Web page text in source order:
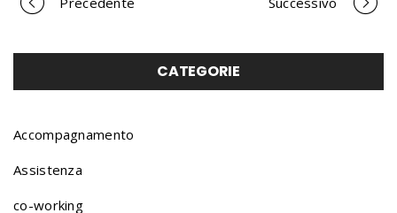
P
o
r
CATEGORIE
Accompagnamento
Assistenza
co-working